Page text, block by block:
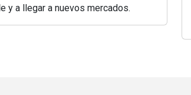
y a llegar a nuevos mercados.